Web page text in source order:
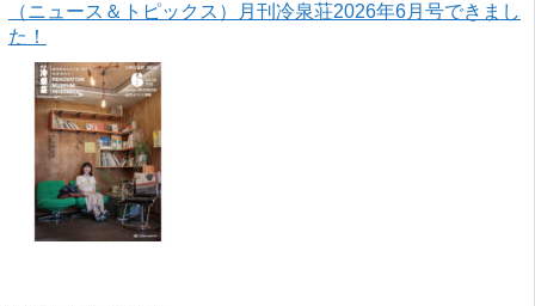
（ニュース＆トピックス）月刊冷泉荘2026年6月号できまし
た！